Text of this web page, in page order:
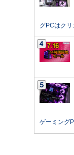
グPCはク
ゲーミング